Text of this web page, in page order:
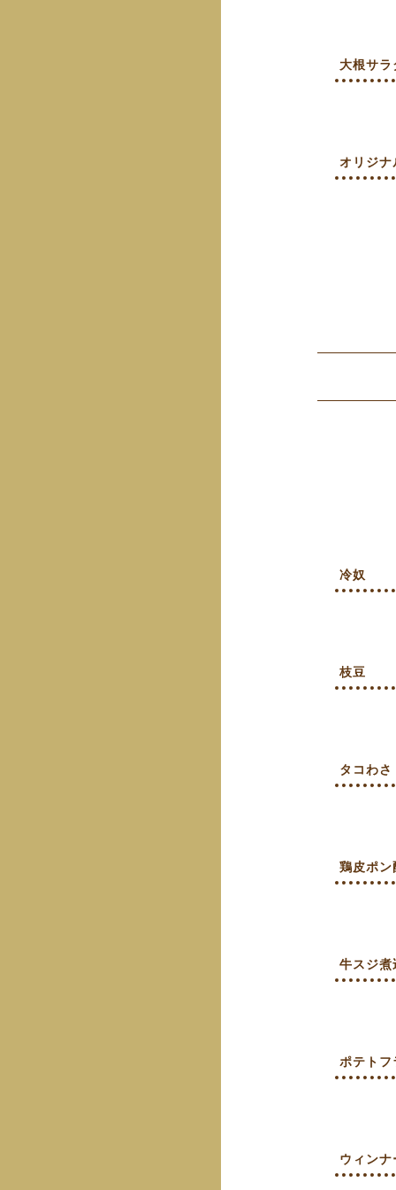
大根サラ
オリジナ
冷奴
枝豆
タコわさ
鶏皮ポン
牛スジ煮
ポテトフ
ウィンナ